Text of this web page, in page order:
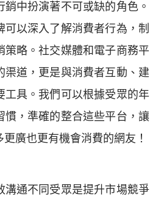
中扮演著不可或缺的角色。
以深入了解消費者行為，制
策略。社交媒體和電子商務平
渠道，更是與消費者互動、建
工具。我們可以根據受眾的年
慣，準確的整合這些平台，讓
廣也更有機會消費的網友！
溝通不同受眾是提升市場競爭